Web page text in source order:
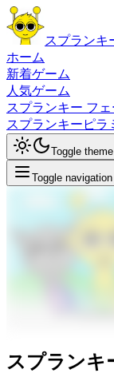
スプランキ
ホーム
新着ゲーム
人気ゲーム
スプランキー フ
スプランキーピラ
Toggle theme
Toggle
スプランキ